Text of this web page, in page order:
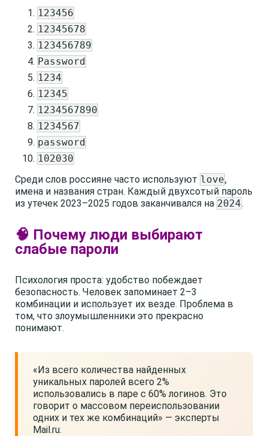
123456
12345678
123456789
Password
1234
12345
1234567890
1234567
password
102030
Среди слов россияне часто используют love,
имена и названия стран. Каждый двухсотый пароль
из утечек 2023–2025 годов заканчивался на 2024.
🧠 Почему люди выбирают
слабые пароли
Психология проста: удобство побеждает
безопасность. Человек запоминает 2–3
комбинации и использует их везде. Проблема в
том, что злоумышленники это прекрасно
понимают.
«Из всего количества найденных
уникальных паролей всего 2%
использовались в паре с 60% логинов. Это
говорит о массовом переиспользовании
одних и тех же комбинаций» — эксперты
Mail.ru.